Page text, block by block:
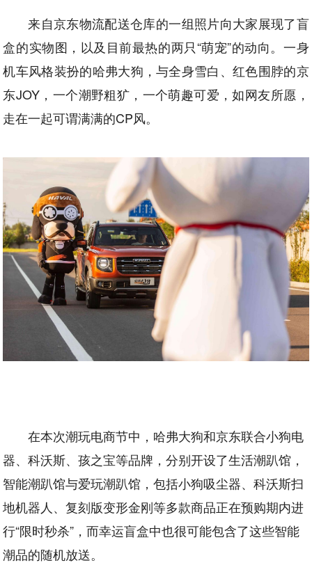
来自京东物流配送仓库的一组照片向大家展现了盲
盒的实物图，以及目前最热的两只“萌宠”的动向。一身
机车风格装扮的哈弗大狗，与全身雪白、红色围脖的京
东JOY，一个潮野粗犷，一个萌趣可爱，如网友所愿，
走在一起可谓满满的CP风。
在本次潮玩电商节中，哈弗大狗和京东联合小狗电
器、科沃斯、孩之宝等品牌，分别开设了生活潮趴馆，
智能潮趴馆与爱玩潮趴馆，包括小狗吸尘器、科沃斯扫
地机器人、复刻版变形金刚等多款商品正在预购期内进
行“限时秒杀”，而幸运盲盒中也很可能包含了这些智能
潮品的随机放送。